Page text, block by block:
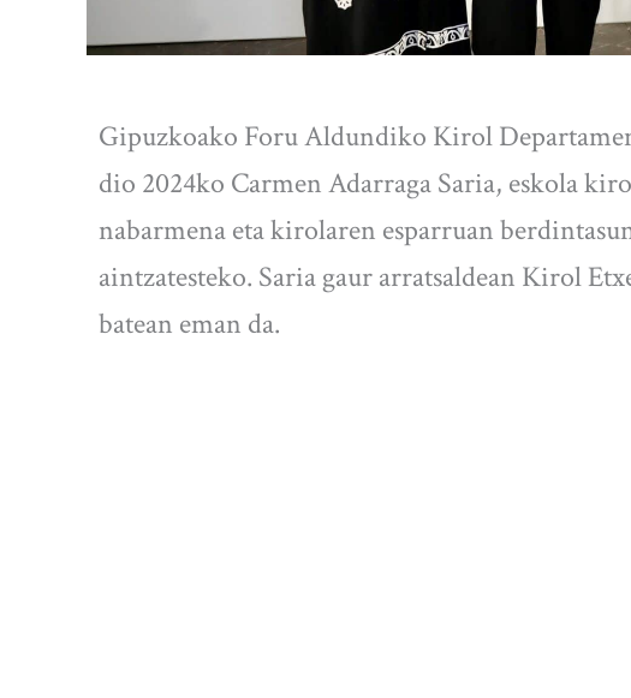
Gipuzkoako Foru Aldundiko Kirol
dio 2024ko Carmen Adarraga Saria, eskola
nabarmena eta kirolaren esparruan
aintzatesteko. Saria gaur arratsaldean Kirol
batean eman da.